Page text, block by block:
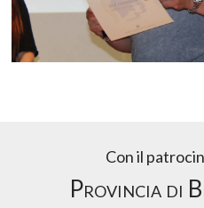
Con il
Provincia di